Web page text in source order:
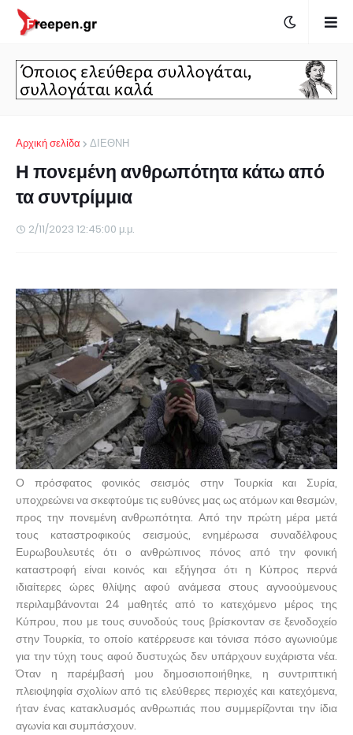
Αρχική σελίδα ΔΙΕΘΝΗ
Η πονεμένη ανθρωπότητα κάτω από
τα συντρίμμια
2/11/2023 12:45:00 μ.μ.
Ο πρόσφατος φονικός σεισμός στην Τουρκία και Συρία,
υποχρεώνει να σκεφτούμε τις ευθύνες μας ως ατόμων και θεσμών,
προς την πονεμένη ανθρωπότητα. Από την πρώτη μέρα μετά
τους καταστροφικούς σεισμούς, ενημέρωσα συναδέλφους
Ευρωβουλευτές ότι ο ανθρώπινος πόνος από την φονική
καταστροφή είναι κοινός και εξήγησα ότι η Κύπρος περνά
ιδιαίτερες ώρες θλίψης αφού ανάμεσα στους αγνοούμενους
περιλαμβάνονται 24 μαθητές από το κατεχόμενο μέρος της
Κύπρου, που με τους συνοδούς τους βρίσκονταν σε ξενοδοχείο
στην Τουρκία, το οποίο κατέρρευσε και τόνισα πόσο αγωνιούμε
για την τύχη τους αφού δυστυχώς δεν υπάρχουν ευχάριστα νέα.
Όταν η παρέμβασή μου δημοσιοποιήθηκε, η συντριπτική
πλειοψηφία σχολίων από τις ελεύθερες περιοχές και κατεχόμενα,
ήταν ένας κατακλυσμός ανθρωπιάς που συμμερίζονται την ίδια
αγωνία και συμπάσχουν.